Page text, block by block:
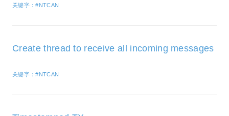
关键字：#NTCAN
Create thread to receive all incoming messages
关键字：#NTCAN